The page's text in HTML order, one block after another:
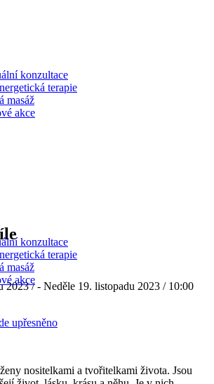
konzultace
terapie
masáž
akce
konzultace
terapie
masáž
akce
2023 / - Neděle 19. listopadu 2023 / 10:00
upřesněno
nositelkami a tvořitelkami života. Jsou